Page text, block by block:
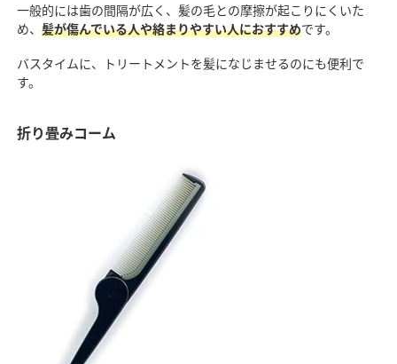
一般的には歯の間隔が広く、髪の毛との摩擦が起こりにくいた
め、 髪が傷んでいる人や絡まりやすい人におすすめです。
バスタイムに、トリートメントを髪になじませるのにも便利で
す。
折り畳みコーム